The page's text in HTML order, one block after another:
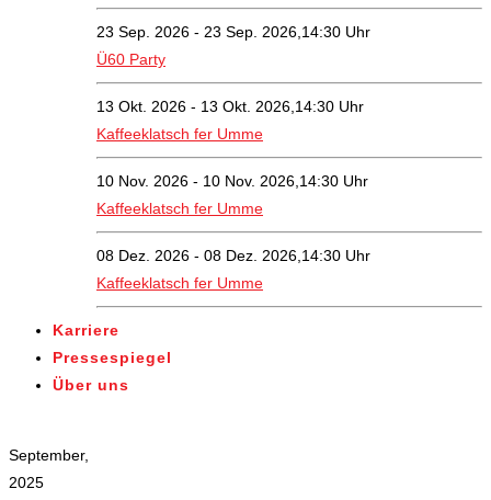
23 Sep. 2026 - 23 Sep. 2026,14:30 Uhr
Ü60 Party
13 Okt. 2026 - 13 Okt. 2026,14:30 Uhr
Kaffeeklatsch fer Umme
10 Nov. 2026 - 10 Nov. 2026,14:30 Uhr
Kaffeeklatsch fer Umme
08 Dez. 2026 - 08 Dez. 2026,14:30 Uhr
Kaffeeklatsch fer Umme
Karriere
Pressespiegel
Über uns
September,
2025